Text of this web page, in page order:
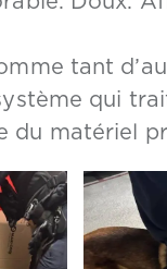
tant
qui
du matériel